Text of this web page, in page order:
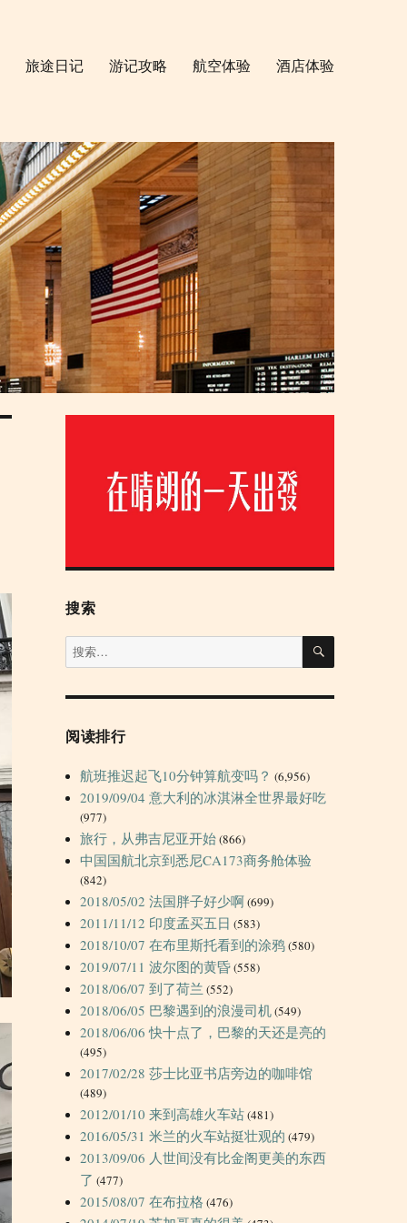
旅途日记 游记攻略 航空体验 酒店体验
搜索
搜
索：
搜
阅读排行
航班推迟起飞10分钟算航变吗？ (6,956)
2019/09/04 意大利的冰淇淋全世界最好吃
(977)
旅行，从弗吉尼亚开始(866)
中国国航北京到悉尼CA173商务舱体验
(842)
2018/05/02 法国胖子好少啊(699)
2011/11/12 印度孟买五日 (583)
2018/10/07 在布里斯托看到的涂鸦(580)
2019/07/11 波尔图的黄昏(558)
2018/06/07 到了荷兰 (552)
2018/06/05 巴黎遇到的浪漫司机(549)
2018/06/06 快十点了，巴黎的天还是亮的
(495)
2017/02/28 莎士比亚书店旁边的咖啡馆
(489)
2012/01/10 来到高雄火车站(481)
2016/05/31 米兰的火车站挺壮观的 (479)
2013/09/06 人世间没有比金阁更美的东西
了 (477)
2015/08/07 在布拉格 (476)